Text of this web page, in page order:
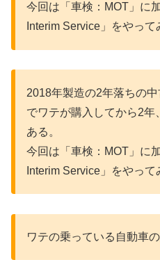
今回は「車検：MOT」に
Interim Service」をやって
2018年製造の2年落ちの
でワテが購入してから2
ある。
今回は「車検：MOT」に
Interim Service」をやって
ワテの乗っている自動車